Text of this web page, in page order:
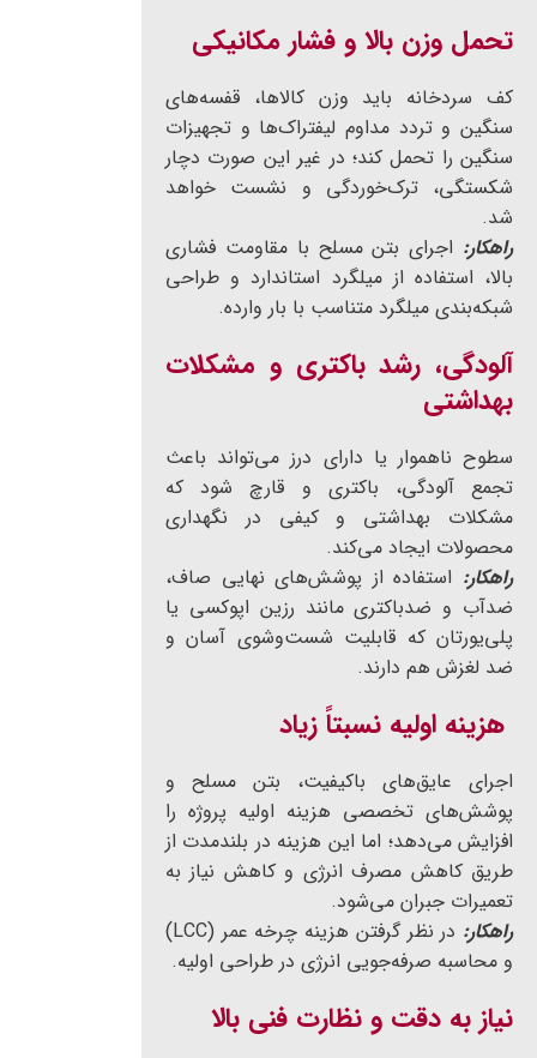
تحمل وزن بالا و فشار مکانیکی
کف سردخانه باید وزن کالاها، قفسه‌های
سنگین و تردد مداوم لیفتراک‌ها و تجهیزات
سنگین را تحمل کند؛ در غیر این صورت دچار
شکستگی، ترک‌خوردگی و نشست خواهد
شد.
راهکار: اجرای بتن مسلح با مقاومت فشاری
بالا، استفاده از میلگرد استاندارد و طراحی
شبکه‌بندی میلگرد متناسب با بار وارده.
آلودگی، رشد باکتری و مشکلات
بهداشتی
سطوح ناهموار یا دارای درز می‌تواند باعث
تجمع آلودگی، باکتری و قارچ شود که
مشکلات بهداشتی و کیفی در نگهداری
محصولات ایجاد می‌کند.
راهکار: استفاده از پوشش‌های نهایی صاف،
ضدآب و ضدباکتری مانند رزین اپوکسی یا
پلی‌یورتان که قابلیت شست‌وشوی آسان و
ضد لغزش هم دارند.
هزینه اولیه نسبتاً زیاد
اجرای عایق‌های باکیفیت، بتن مسلح و
پوشش‌های تخصصی هزینه اولیه پروژه را
افزایش می‌دهد؛ اما این هزینه در بلندمدت از
طریق کاهش مصرف انرژی و کاهش نیاز به
تعمیرات جبران می‌شود.
راهکار:
در نظر گرفتن هزینه چرخه عمر (LCC)
و محاسبه صرفه‌جویی انرژی در طراحی اولیه.
نیاز به دقت و نظارت فنی بالا